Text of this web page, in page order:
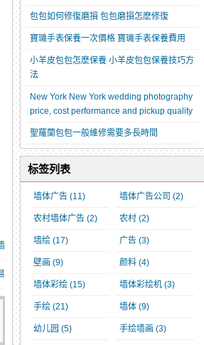
​包包如何修復磨損 包包磨損怎麽修復
寶璣手表保養一次價格 寶璣手表保養費用
小羊皮包包怎麽保養 小羊皮包包保養技巧方
法
New York New York wedding photography
price, cost performance and pickup quality
聖羅蘭包包一般維修需要多長時間
标签列表
墙体广告(11) 墙体广告公司 (2)
农村墙体广告(2) 农村(2)
墙绘(17) 广告(3)
壁画 (9) 颜料(4)
墙体彩绘(15) 墙体彩绘机(3)
手绘(21) 墙体(9)
幼儿园 (5) 手绘墙画 (3)